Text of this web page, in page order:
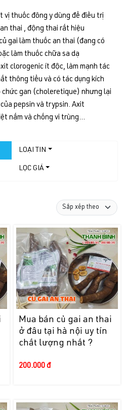
vị thuốc đông y dùng để điều trị
thai , động thai rất hiệu
gai làm thuốc an thai (đang có
làm thuốc chữa sa dạ
clorogenic ít độc, làm mạnh tác
thông tiểu và có tác dụng kích
gan (choleretique) nhưng lại
pepsin và trypsin. Axit
nấm và chống vi trùng...
LOẠI TIN
LỌC GIÁ
Mua bán củ gai an thai
ở đâu tại hà nội uy tín
chất lượng nhất ?
200.000 đ